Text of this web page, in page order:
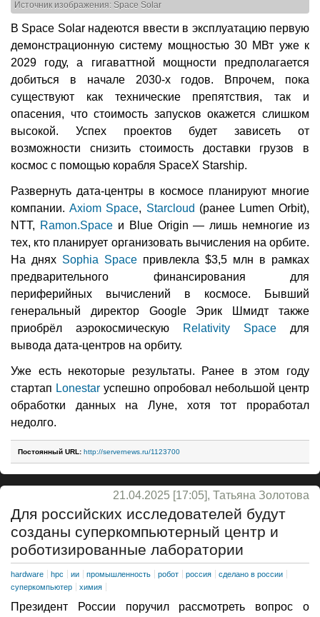
Источник изображения: Space Solar
В Space Solar надеются ввести в эксплуатацию первую
демонстрационную систему мощностью 30 МВт уже к
2029 году, а гигаваттной мощности предполагается
добиться в начале 2030-х годов. Впрочем, пока
существуют как технические препятствия, так и
опасения, что стоимость запусков окажется слишком
высокой. Успех проектов будет зависеть от
возможности снизить стоимость доставки грузов в
космос с помощью корабля SpaceX Starship.
Развернуть дата-центры в космосе планируют многие
компании.Axiom Space, Starcloud (ранее Lumen Orbit),
NTT, Ramon.Spaceи Blue Origin — лишь немногие из
тех, кто планирует организовать вычисления на орбите.
На днях Sophia Space привлекла $3,5 млн в рамках
предварительного финансирования для
периферийных вычислений в космосе. Бывший
генеральный директор Google Эрик Шмидт также
приобрёл аэрокосмическую
Relativity Space для
вывода дата-центров на орбиту.
Уже есть некоторые результаты. Ранее в этом году
стартап Lonestar успешно опробовал небольшой центр
обработки данных на Луне, хотя тот проработал
недолго.
Постоянный URL: http://servernews.ru/1123700
21.04.2025 [17:05], Татьяна Золотова
Для российских исследователей будут
созданы суперкомпьютерный центр и
роботизированные лаборатории
hardware hpc ии промышленность робот россия
сделано в россии
суперкомпьютер
химия
Президент России поручил рассмотреть вопрос о